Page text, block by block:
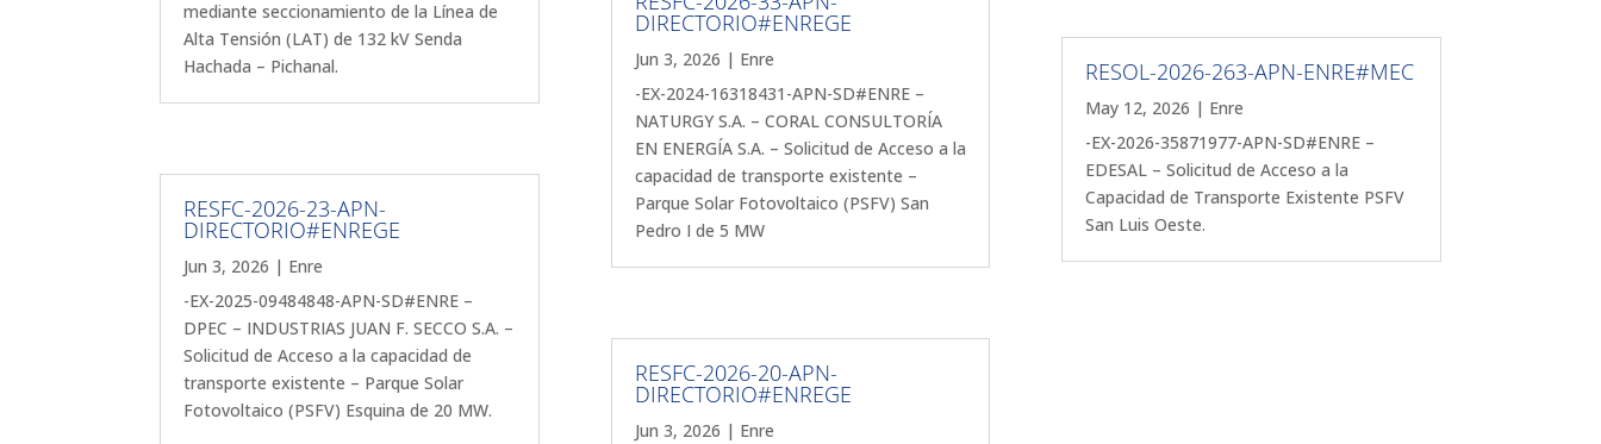
mediante seccionamiento de la Línea de
Alta Tensión (LAT) de 132 kV Senda
Hachada – Pichanal.
RESFC-2026-23-APN-
DIRECTORIO#ENREGE
Jun 3, 2026 | Enre
-EX-2025-09484848-APN-SD#ENRE –
DPEC – INDUSTRIAS JUAN F. SECCO S.A. –
Solicitud de Acceso a la capacidad de
transporte existente – Parque Solar
Fotovoltaico (PSFV) Esquina de 20 MW.
DIRECTORIO#ENREGE
Jun 3, 2026 | Enre
-EX-2024-16318431-APN-SD#ENRE –
NATURGY S.A. – CORAL CONSULTORÍA
EN ENERGÍA S.A. – Solicitud de Acceso a la
capacidad de transporte existente –
Parque Solar Fotovoltaico (PSFV) San
Pedro I de 5 MW
RESFC-2026-20-APN-
DIRECTORIO#ENREGE
Jun 3, 2026 | Enre
RESOL-2026-263-APN-ENRE#MEC
May 12, 2026 | Enre
-EX-2026-35871977-APN-SD#ENRE –
EDESAL – Solicitud de Acceso a la
Capacidad de Transporte Existente PSFV
San Luis Oeste.